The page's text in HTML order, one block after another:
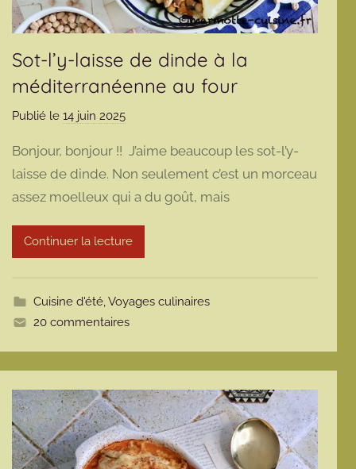
Sot-l’y-laisse de dinde à la
méditerranéenne au four
Publié le 14 juin 2025p
r
m
a
m
o
t
e
Bonjour, bonjour !! J’aime beaucoup les sot-l’y-
laisse de dinde. Non seulement c’est un morceau
assez moelleux qui a du goût, mais
Continuer la lecture
Cuisine d'été,Voyages culinaires
20 commentaires